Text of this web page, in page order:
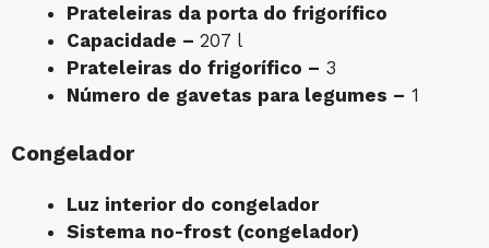
Prateleiras da porta do frigorífico
Capacidade – 207 l
Prateleiras do frigorífico – 3
Número de gavetas para legumes – 1
Congelador
Luz interior do congelador
Sistema no-frost (congelador)